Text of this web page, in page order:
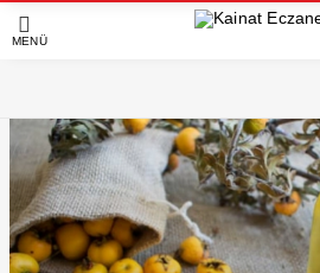
MENÜ